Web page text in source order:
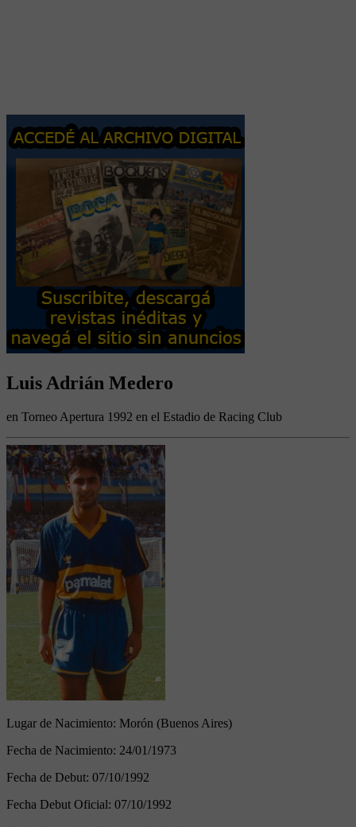
Luis Adrián Medero
en Torneo Apertura 1992 en el Estadio de Racing Club
Lugar de Nacimiento: Morón (Buenos Aires)
Fecha de Nacimiento: 24/01/1973
Fecha de Debut: 07/10/1992
Fecha Debut Oficial: 07/10/1992